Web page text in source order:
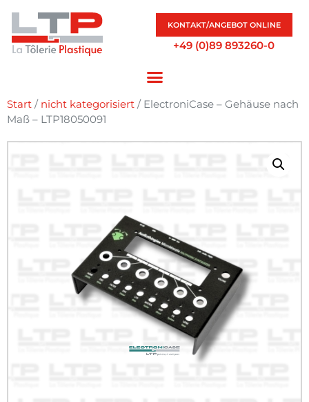
KONTAKT/ANGEBOT ONLINE
+49 (0)89 893260-0
Start / nicht kategorisiert / ElectroniCase – Gehäuse nach
Maß – LTP18050091